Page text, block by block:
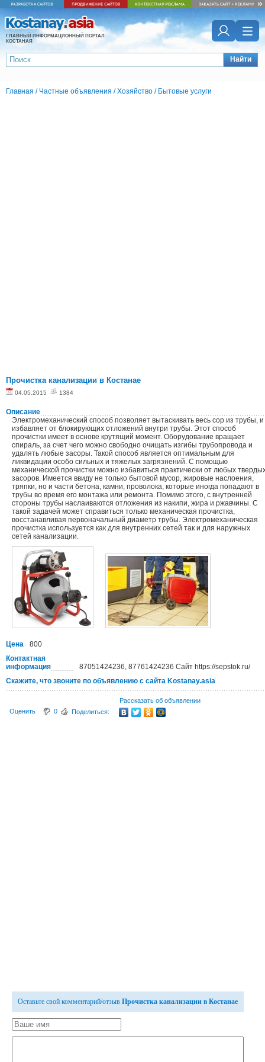
ГЛАВНЫЙ ИНФОРМАЦИОННЫЙ ПОРТАЛ
КОСТАНАЯ
Найти
Главная / Частные объявления /Хозяйство / Бытовые услуги
Прочистка канализации в Костанае
04.05.2015 1384
Описание
Электромеханический способ позволяет вытаскивать весь сор из трубы, и
избавляет от блокирующих отложений внутри трубы. Этот способ
прочистки имеет в основе крутящий момент. Оборудование вращает
спираль, за счет чего можно свободно очищать изгибы трубопровода и
удалять любые засоры. Такой способ является оптимальным для
ликвидации особо сильных и тяжелых загрязнений. С помощью
механической прочистки можно избавиться практически от любых
засоров. Имеется ввиду не только бытовой мусор, жировые наслоения,
тряпки, но и части бетона, камни, проволока, которые иногда попадают в
трубы во время его монтажа или ремонта. Помимо этого, с внутренней
стороны трубы наслаиваются отложения из накипи, жира и ржавчины. С
такой задачей может справиться только механическая прочистка,
восстанавливая первоначальный диаметр трубы. Электромеханическая
прочистка используется как для внутренних сетей так и для наружных
сетей канализации.
Цена
800
Контактная
информация
87051424236, 87761424236 Сайт https://sepstok.ru/
Скажите, что звоните по объявлению с сайта Kostanay.asia
Рассказать об объявлении
Оценить
0 Поделиться:
Оставьте свой комментарий/отзыв Прочистка канализации в Костанае